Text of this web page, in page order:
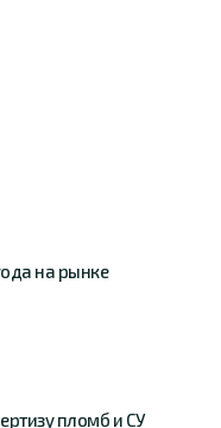
на рынке
пломб и СУ